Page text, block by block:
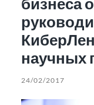
научных
24/02/2017